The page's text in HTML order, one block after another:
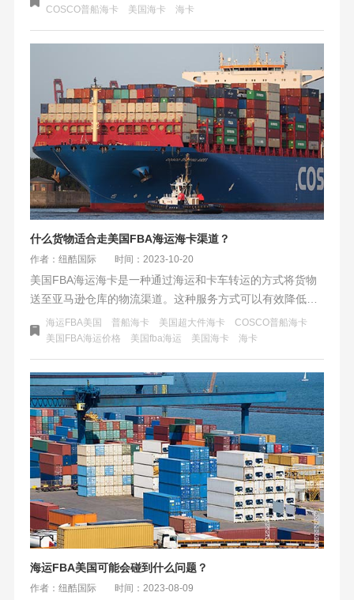
输、卸货和配送等环节，整个过程由专业的物流公司负责。
运输效率更高、更环保等优势。美国海卡的运费根据货物的
体积、重量和目的地等因素计算，而时效则取决于运输距离
和天气等因素。
COSCO普船海卡
美国海卡 海卡
什么货物适合走美国FBA海运海卡渠道？
作者：纽酷国际 时间：2023-10-20
美国FBA海运海卡是一种通过海运和卡车转运的方式将货物
送至亚马逊仓库的物流渠道。这种服务方式可以有效降低卖
家的物流成本，提高物流效率，为卖家提供更加便捷、安全
的物流解决方案。
海运FBA美国 普船海卡 美国超大件海卡
COSCO普船海卡
美国FBA海运价格
美国fba海运 美国海卡 海卡
海运FBA美国可能会碰到什么问题？
作者：纽酷国际 时间：2023-08-09